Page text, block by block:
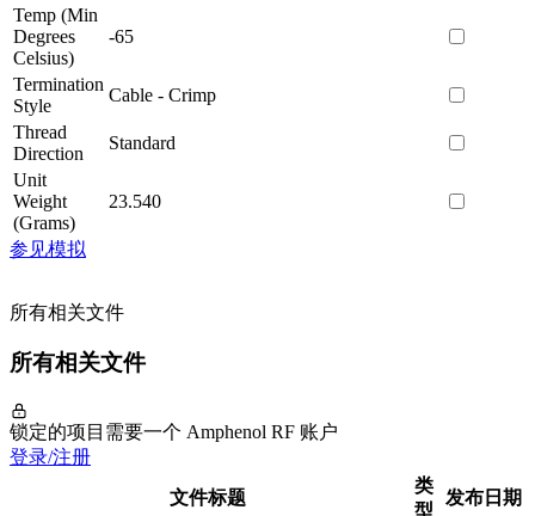
Temp (Min
Degrees
Celsius)
-65
Termination
Style
Cable - Crimp
Thread
Direction
Standard
Unit
Weight
(Grams)
23.540
参见模拟
所有相关文件
所有相关文件
锁定的项目需要一个 Amphenol RF 账户
登录/注册
文件标题
类
型
发布日期